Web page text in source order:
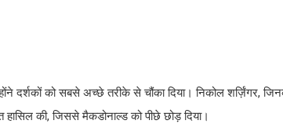
दर्शकों को सबसे अच्छे तरीके से चौंका दिया। निकोल शर्ज़िंगर,
की, जिससे मैकडोनाल्ड को पीछे छोड़ दिया।